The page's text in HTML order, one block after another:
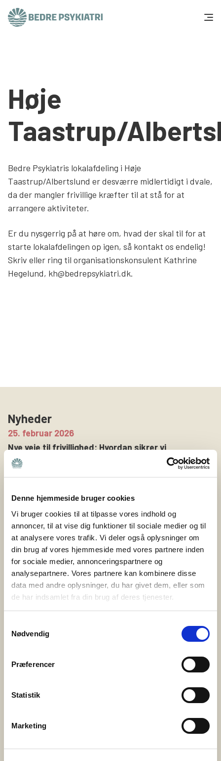
Denne hjemmeside bruger cookies
Vi bruger cookies til at tilpasse vores indhold og
annoncer, til at vise dig funktioner til sociale medier og til
at analysere vores trafik. Vi deler også oplysninger om
din brug af vores hjemmeside med vores partnere inden
for sociale medier, annonceringspartnere og
analysepartnere. Vores partnere kan kombinere disse
data med andre oplysninger, du har givet dem, eller som
de har indsamlet fra din brug af deres tjenester.
Nødvendig
Præferencer
Statistik
Marketing
Om os
Vær med
Støt os
Søg
Høje
Taastrup/
Bedre Psykiatris lokalafdeling i Høje
Taastrup/Albertslund er desværre midlertidigt i dvale,
da der mangler frivillige kræfter til at stå for at
arrangere aktiviteter.
Er du nysgerrig på at høre om, hvad der skal til for at
starte lokalafdelingen op igen, så kontakt os endelig!
Skriv eller ring til organisationskonsulent Kathrine
Hegelund, kh@bedrepsykiatri.dk.
Nyheder
25. februar 2026
Nye veje til frivillighed: Hvordan sikrer vi
fællesskab og støtte til pårørende – også i
fremtiden?
finde fællesskab og støtte i deres lokalområde? Det
spørgsmål har været omdrejningspunktet i
projektet Nye veje til frivillighed, som Bedre Psykiatri
netop har afsluttet sammen med Nyreforeningen og
Høreforeningen med støtte fra Nordea-fonden. Bedre
Psykiatri er en forening bygget på frivillige kræfter og
lokale fællesskaber. Det er de ca. 400 frivillige i Bedre
Psykiatri, […]
Bedre Psykiatri har i samarbejde med Syddansk
gennemført en omfattende evaluering af
PårørendeKurset – og resultaterne er tydelige. Kurset
styrker pårørendes trivsel, handlekraft og følelse af
håb. Det skaber fællesskab og giver konkrete